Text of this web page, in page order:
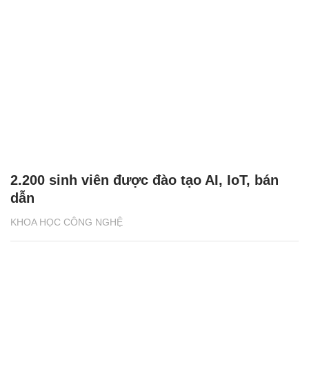
KHOA HỌC CÔNG NGHỆ
2.200 sinh viên được đào tạo AI, IoT, bán
dẫn